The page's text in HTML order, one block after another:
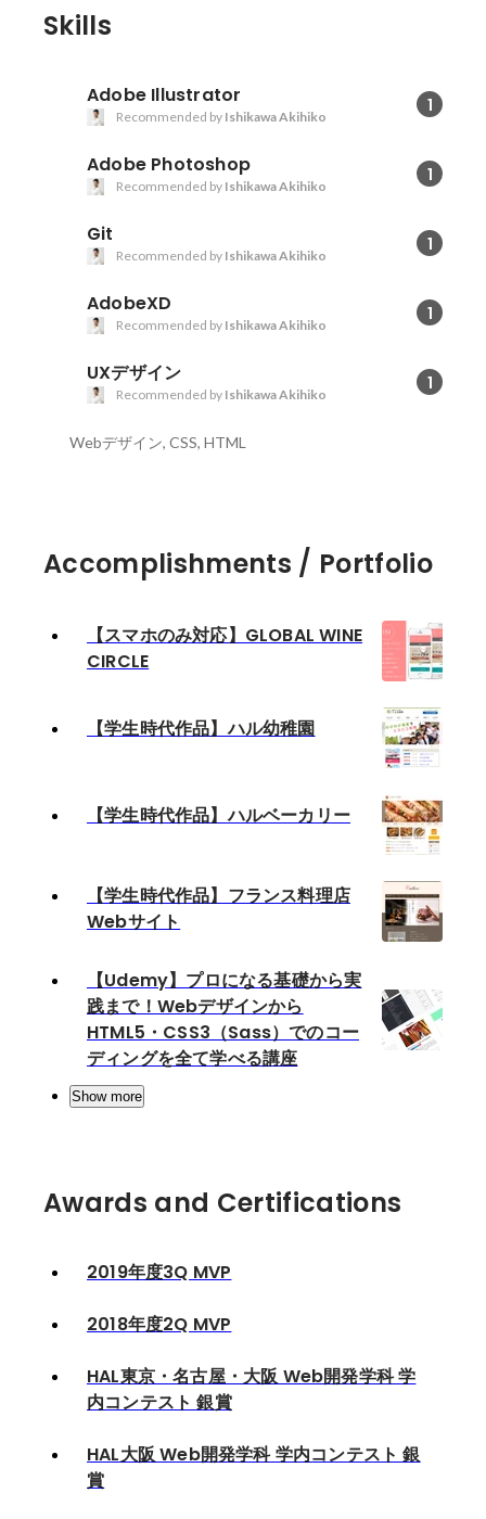
Skills
Adobe Illustrator 1
Recommended by Ishikawa Akihiko
Adobe Photoshop 1
Recommended by Ishikawa Akihiko
Git 1
Recommended by Ishikawa Akihiko
AdobeXD 1
Recommended by Ishikawa Akihiko
UXデザイン 1
Recommended by Ishikawa Akihiko
Webデザイン, CSS, HTML
Accomplishments / Portfolio
【スマホのみ対応】GLOBAL WINE
CIRCLE
【学生時代作品】ハル幼稚園
【学生時代作品】ハルベーカリー
【学生時代作品】フランス料理店
Webサイト
【Udemy】プロになる基礎から実
践まで！Webデザインから
HTML5・CSS3（Sass）でのコー
ディングを全て学べる講座
Show more
Awards and Certifications
2019年度3Q MVP
2018年度2Q MVP
HAL東京・名古屋・大阪 Web開発学科 学
内コンテスト 銀賞
HAL大阪 Web開発学科 学内コンテスト 銀
賞